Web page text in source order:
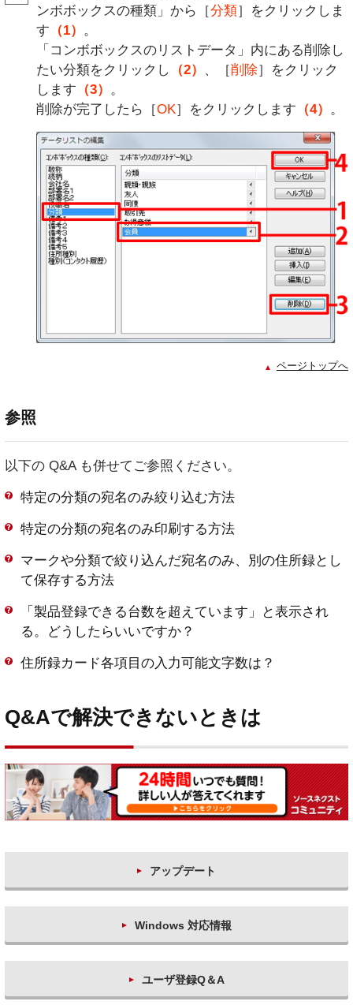
ンボボックスの種類」から［分類］をクリックしま
す （1） 。
「コンボボックスのリストデータ」内にある削除し
たい分類をクリックし
（2） 、［削除］をクリック
します （3） 。
削除が完了したら［OK］をクリックします （4） 。
ページトップへ
参照
以下の Q&A も併せてご参照ください。
特定の分類の宛名のみ絞り込む方法
特定の分類の宛名のみ印刷する方法
マークや分類で絞り込んだ宛名のみ、別の住所録とし
て保存する方法
「製品登録できる台数を超えています」と表示され
る。どうしたらいいですか？
住所録カード各項目の入力可能文字数は？
Q&Aで解決できないときは
アップデート
Windows 対応情報
ユーザ登録Q＆A